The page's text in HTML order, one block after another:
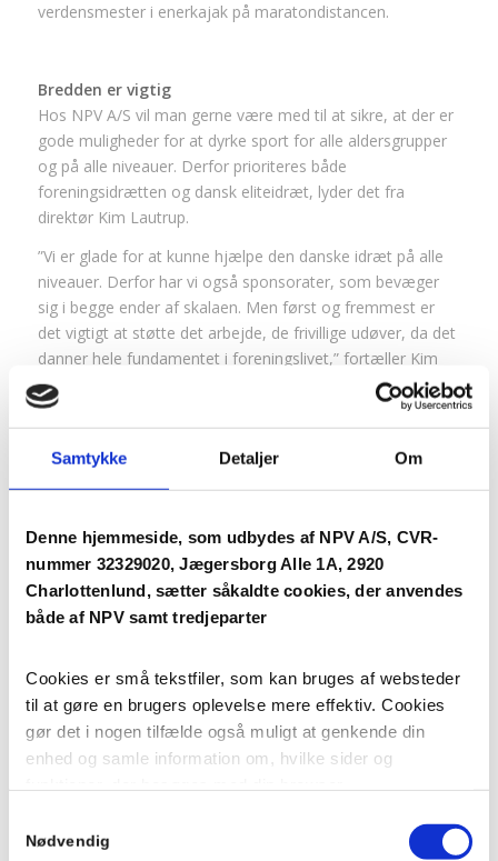
Samtykke Detaljer Om
Denne hjemmeside, som udbydes af NPV A/S, CVR-
nummer 32329020, Jægersborg Alle 1A, 2920
Charlottenlund, sætter såkaldte cookies, der anvendes
både af NPV samt tredjeparter
Cookies er små tekstfiler, som kan bruges af websteder
til at gøre en brugers oplevelse mere effektiv. Cookies
gør det i nogen tilfælde også muligt at genkende din
enhed og samle information om, hvilke sider og
Du kan til enhver tid se, i cookiedeklarationen, der
Nødvendig
verdensmester i enerkajak på maratondistancen.
Bredden er vigtig
Hos NPV A/S vil man gerne være med til at sikre, at der er
gode muligheder for at dyrke sport for alle aldersgrupper
og på alle niveauer. Derfor prioriteres både
foreningsidrætten og dansk eliteidræt, lyder det fra
direktør Kim Lautrup.
”Vi er glade for at kunne hjælpe den danske idræt på alle
niveauer. Derfor har vi også sponsorater, som bevæger
sig i begge ender af skalaen. Men først og fremmest er
det vigtigt at støtte det arbejde, de frivillige udøver, da det
danner hele fundamentet i foreningslivet,” fortæller Kim
Lautrup.
NPV A/S støtter blandt andet breddeklubben Hekla, som er
beliggende 10 minutter på cykel fra Engholmene. Hekla
oplever i disse år stor vækst i antallet af medlemmer – en
til at skabe.Artikel om Hekla